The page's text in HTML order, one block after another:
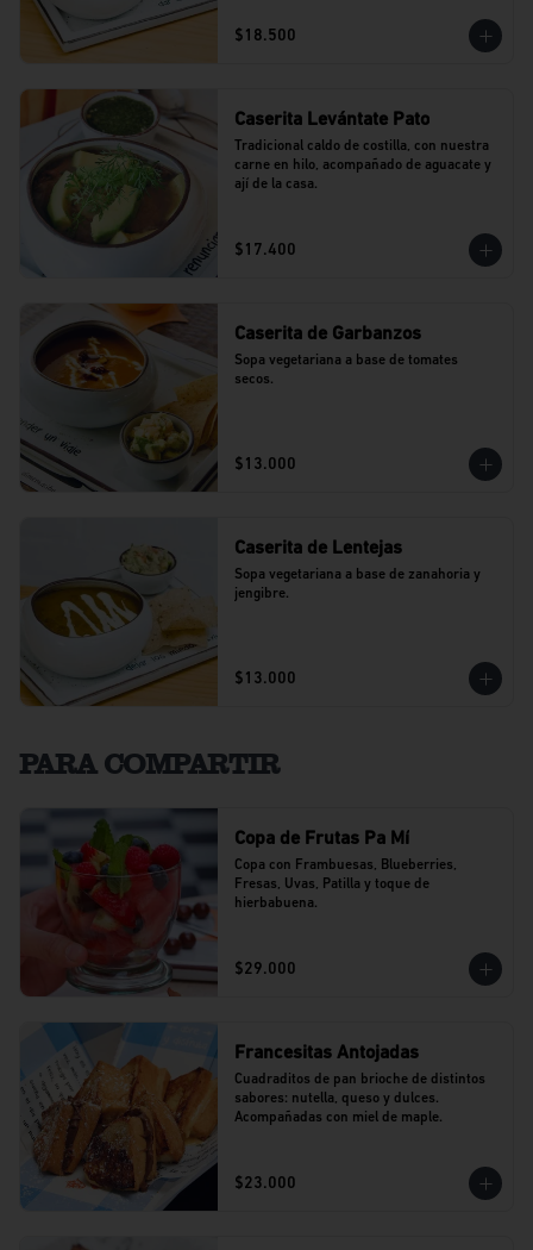
$18.500
Caserita Levántate Pato
Tradicional caldo de costilla, con nuestra
carne en hilo, acompañado de aguacate y
ají de la casa.
$17.400
Caserita de Garbanzos
Sopa vegetariana a base de tomates
secos.
$13.000
Caserita de Lentejas
Sopa vegetariana a base de zanahoria y
jengibre.
$13.000
PARA COMPARTIR
Copa de Frutas Pa Mí
Copa con Frambuesas, Blueberries,
Fresas, Uvas, Patilla y toque de
hierbabuena.
$29.000
Francesitas Antojadas
Cuadraditos de pan brioche de distintos
sabores: nutella, queso y dulces.
Acompañadas con miel de maple.
$23.000